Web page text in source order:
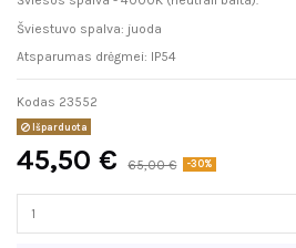
Šviestuvo spalva: juoda
Atsparumas drėgmei: IP54
Kodas 23552
Išparduota
45,50 € 65,00 € -30%